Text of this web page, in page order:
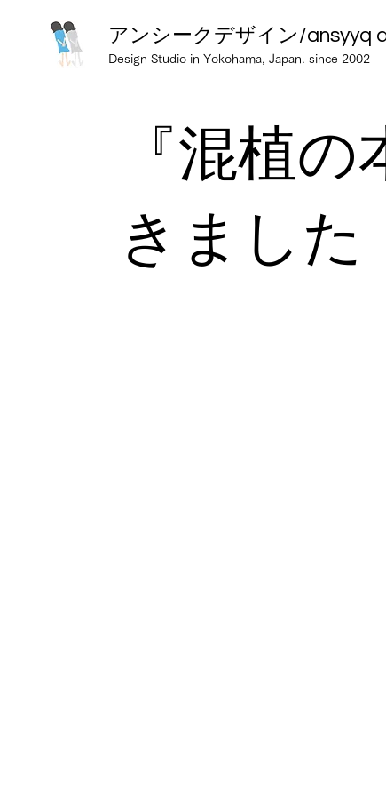
アンシークデザイン/ansyyq
Design Studio in Yokohama, Japan. since 2002
『混植
きました